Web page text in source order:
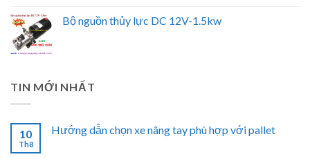
Bộ nguồn thủy lực DC 12V-1.5kw
TIN MỚI NHẤT
10
Th8
Hướng dẫn chọn xe nâng tay phù hợp với pallet